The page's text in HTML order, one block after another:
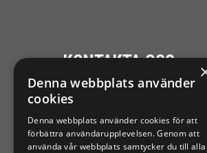
KONTAKTA OSS
Ångra mitt köp
0921-102 09
support@sixtennilssons.com
Denna webbplats använder
cookies
Denna webbplats använder cookies för att
förbättra användarupplevelsen. Genom att
använda vår webbplats samtycker du till alla